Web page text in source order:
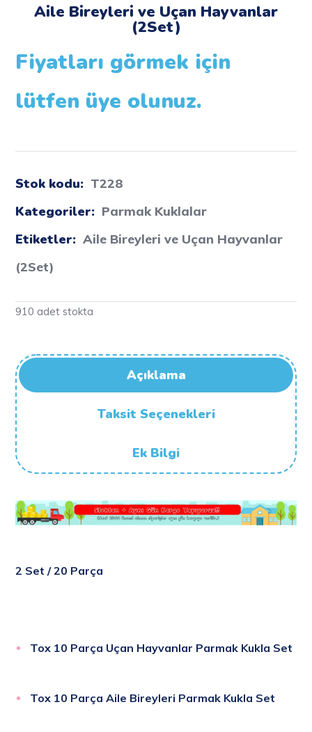
Aile Bireyleri ve Uçan Hayvanlar
(2Set)
Fiyatları görmek için
lütfen üye olunuz.
Stok kodu: T228
Kategoriler: Parmak Kuklalar
Etiketler: Aile Bireyleri ve Uçan Hayvanlar
(2Set)
910 adet stokta
Açıklama
Taksit Seçenekleri
Ek Bilgi
2 Set / 20 Parça
Tox 10 Parça Uçan Hayvanlar Parmak Kukla Set
Tox 10 Parça Aile Bireyleri Parmak Kukla Set